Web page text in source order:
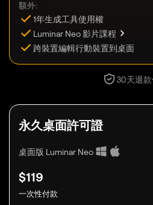
永久桌面許可證
桌面版 Luminar Neo
$119
一次性付款
額外:
1年生成工具使用權
Luminar Neo 影片課程
跨裝置編輯行動裝置到桌面
30天退